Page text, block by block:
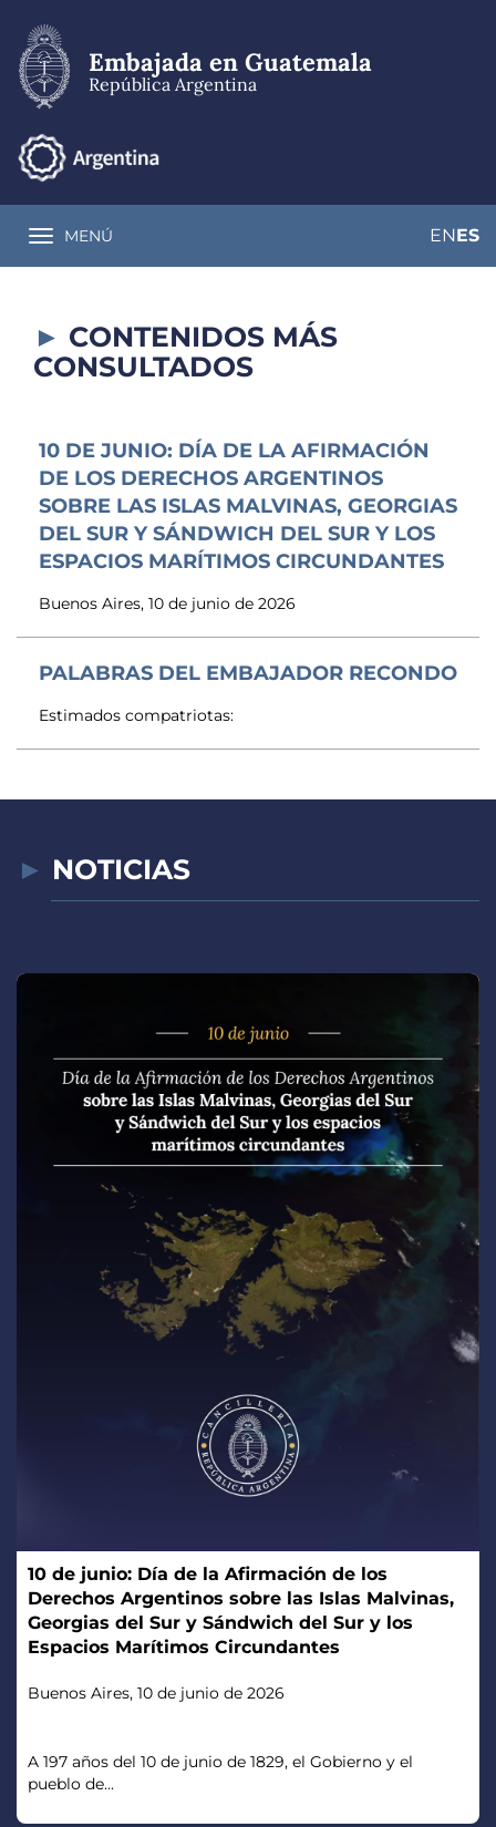
contenido
principal
Embajada en Guatemala
República Argentina
Toggle navigation
MENÚ ENES
CONTENIDOS MÁS
CONSULTADOS
10 DE JUNIO: DÍA DE LA AFIRMACIÓN
DE LOS DERECHOS ARGENTINOS
SOBRE LAS ISLAS MALVINAS, GEORGIAS
DEL SUR Y SÁNDWICH DEL SUR Y LOS
ESPACIOS MARÍTIMOS CIRCUNDANTES
Buenos Aires, 10 de junio de 2026
PALABRAS DEL EMBAJADOR RECONDO
Estimados compatriotas:
NOTICIAS
10 de junio: Día de la Afirmación de los
Derechos Argentinos sobre las Islas Malvinas,
Georgias del Sur y Sándwich del Sur y los
Espacios Marítimos Circundantes
Buenos Aires, 10 de junio de 2026
A 197 años del 10 de junio de 1829, el Gobierno y el
pueblo de...